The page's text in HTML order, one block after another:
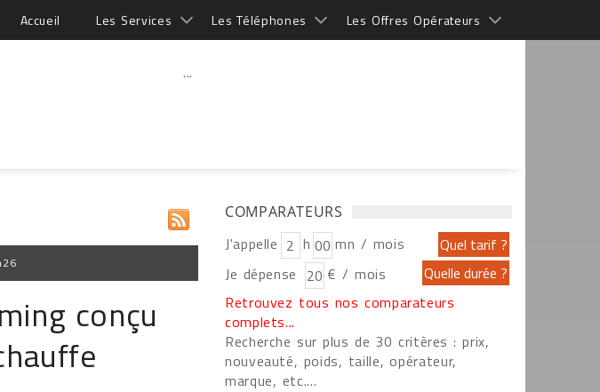
Accueil Les Services Les Téléphones Les Offres Opérateurs
...
conçu
COMPARATEURS
J'appelle h
mn / mois
Je dépense
€ / mois
Retrouvez tous nos comparateurs
complets...
Recherche sur plus de 30 critères : prix,
nouveauté, poids, taille, opérateur,
marque, etc....